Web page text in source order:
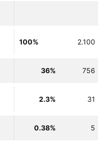
100% 2.100
36% 756
2.3% 31
0.38% 5